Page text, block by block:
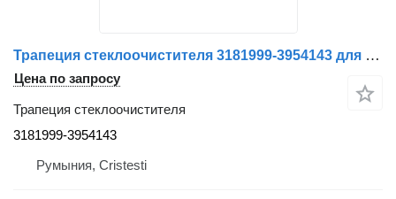
Трапеция стеклоочистителя 3181999-3954143 для грузовика Volvo
Цена по запросу
Трапеция стеклоочистителя
3181999-3954143
Румыния, Cristesti